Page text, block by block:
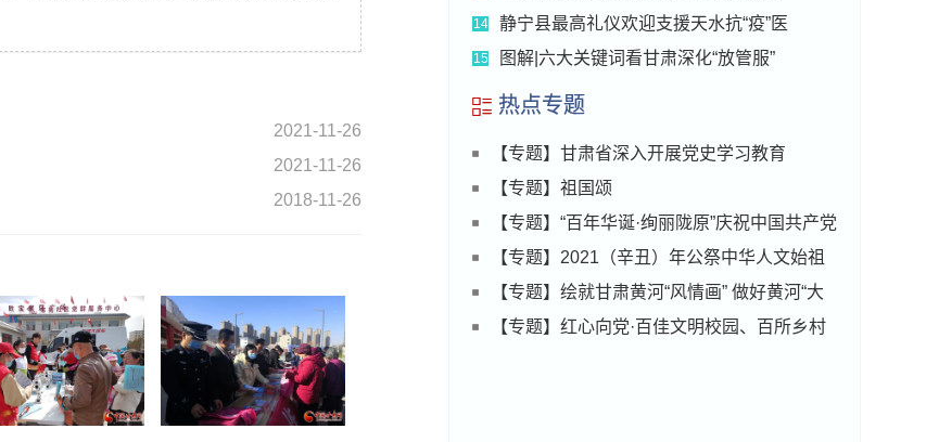
2021-11-26
2021-11-26
2018-11-26
14 静宁县最高礼仪欢迎支援天水抗“疫”医
15 图解|六大关键词看甘肃深化“放管服”
热点专题
【专题】甘肃省深入开展党史学习教育
【专题】祖国颂
【专题】“百年华诞·绚丽陇原”庆祝中国共产党
成立100周年图片展
【专题】2021（辛丑）年公祭中华人文始祖
伏羲大典
【专题】绘就甘肃黄河“风情画” 做好黄河“大
文章”
【专题】红心向党·百佳文明校园、百所乡村